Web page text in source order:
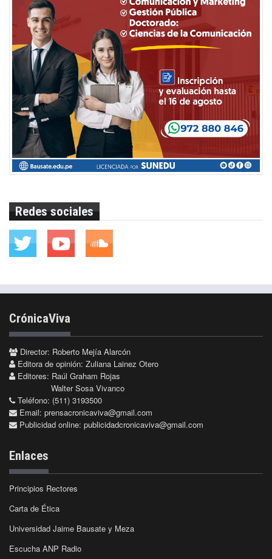
Redes sociales
CrónicaViva
Director: Roberto Mejía Alarcón
Editora de opinión: Zuliana Lainez Otero
Editores: Raúl Graham Rojas
Walter Sosa Vivanco
Teléfono: (511) 3193500
Email: prensacronicaviva@gmail.com
Publicidad online: publicidadcronicaviva@gmail.com
Enlaces
Principios Rectores
Carta de Ética
Universidad Jaime Bausate y Meza
Escucha ANP Radio